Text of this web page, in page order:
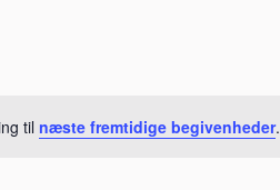
til næste fremtidige begivenheder.